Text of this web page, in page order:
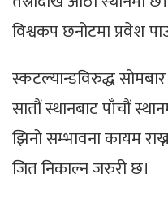
विश्वकप छनोटमा प्रवेश
स्कटल्यान्डविरुद्ध
सातौं स्थानबाट पाँचौं
झिनो सम्भावना कायम
जित निकाल्न जरुरी छ।